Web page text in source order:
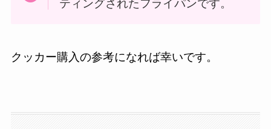
ティングされたフライパンです。
クッカー購入の参考になれば幸いです。